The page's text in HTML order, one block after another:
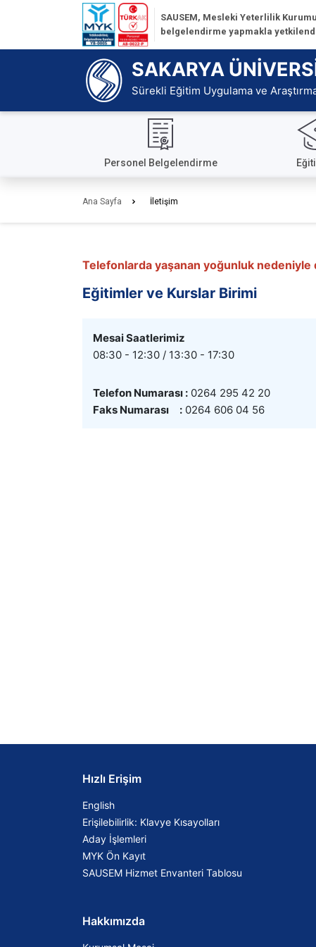
SAUSEM, Mesleki Yeterlilik
belgelendirme yapmakla
SAKARYA
Sürekli Eğitim Uygulama ve
Personel Belgelendirme
Ana Sayfa İletişim
Telefonlarda yaşanan yoğunluk nedeniyle
Eğitimler ve Kurslar Birimi
Mesai Saatlerimiz
08:30 - 12:30 / 13:30 - 17:30
Telefon Numarası : 0264 295 42 20
Faks Numarası : 0264 606 04 56
Hızlı Erişim
English
Erişilebilirlik: Klavye Kısayolları
Aday İşlemleri
MYK Ön Kayıt
SAUSEM Hizmet Envanteri Tablosu
Hakkımızda